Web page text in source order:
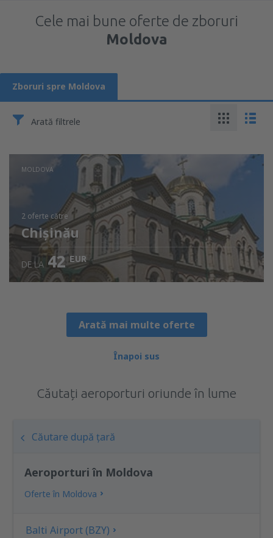
Cele mai bune oferte de zboruri
Moldova
Zboruri spre Moldova
Arată filtrele
MOLDOVA
2 oferte către
Chișinău
DE LA 42 EUR
Arată mai multe oferte
Înapoi sus
Căutați aeroporturi oriunde în lume
Căutare după țară
Aeroporturi în Moldova
Oferte în Moldova
Balti Airport (BZY)